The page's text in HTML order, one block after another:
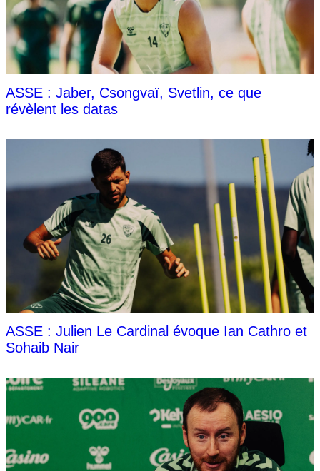
ASSE : Jaber, Csongvaï, Svetlin, ce que
révèlent les datas
ASSE : Julien Le Cardinal évoque Ian Cathro et
Sohaib Nair